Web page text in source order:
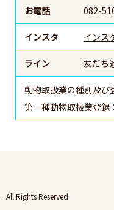
お電話 082-
インスタ インス
ライン 友だち
動物取扱業の種別及び
第一種動物取扱業登録
All Rights Reserved.